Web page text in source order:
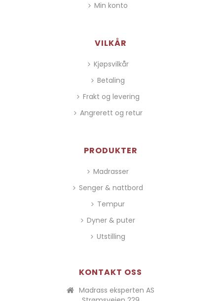
Min konto
VILKÅR
Kjøpsvilkår
Betaling
Frakt og levering
Angrerett og retur
PRODUKTER
Madrasser
Senger & nattbord
Tempur
Dyner & puter
Utstilling
KONTAKT OSS
Madrass eksperten AS